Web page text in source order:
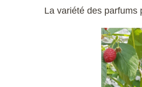
La variété des parfums